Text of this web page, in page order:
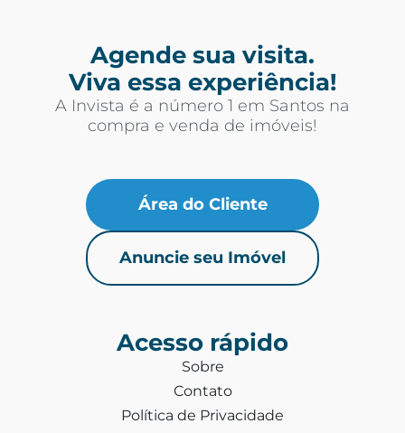
Agende sua visita.
Viva essa experiência!
A Invista é a número 1 em Santos na
compra e venda de imóveis!
Área do Cliente
Anuncie seu Imóvel
Acesso rápido
Sobre
Contato
Política de Privacidade